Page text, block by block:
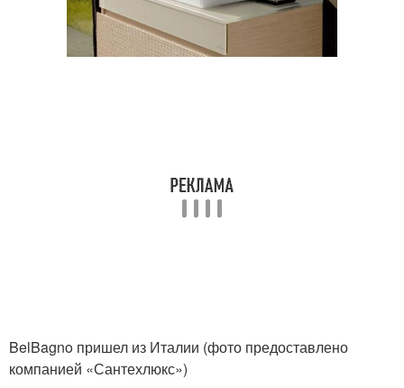
Смесители по типу Сантехник для кухни
BelBagno пришел из Италии (фото предоставлено
компанией «Сантехлюкс»)